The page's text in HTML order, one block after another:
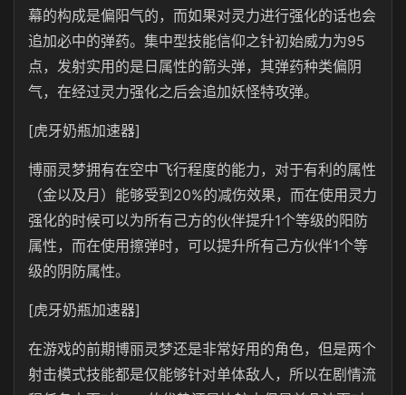
幕的构成是偏阳气的，而如果对灵力进行强化的话也会
追加必中的弹药。集中型技能信仰之针初始威力为95
点，发射实用的是日属性的箭头弹，其弹药种类偏阴
气，在经过灵力强化之后会追加妖怪特攻弹。
[虎牙奶瓶加速器]
博丽灵梦拥有在空中飞行程度的能力，对于有利的属性
（金以及月）能够受到20%的减伤效果，而在使用灵力
强化的时候可以为所有己方的伙伴提升1个等级的阳防
属性，而在使用擦弹时，可以提升所有己方伙伴1个等
级的阴防属性。
[虎牙奶瓶加速器]
在游戏的前期博丽灵梦还是非常好用的角色，但是两个
射击模式技能都是仅能够针对单体敌人，所以在剧情流